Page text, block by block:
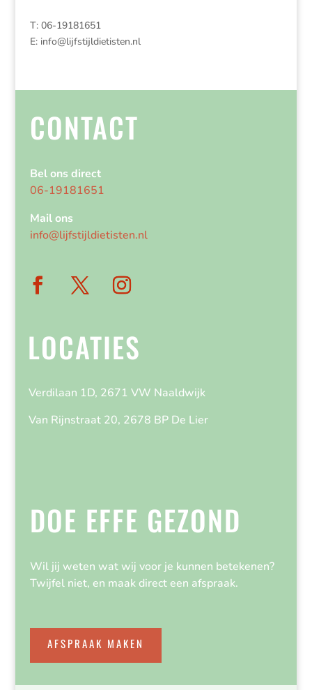
T: 06-19181651
E: info@lijfstijldietisten.nl
CONTACT
Bel ons direct
06-19181651
Mail ons
info@lijfstijldietisten.nl
LOCATIES
Verdilaan 1D, 2671 VW Naaldwijk
Van Rijnstraat 20, 2678 BP De Lier
DOE EFFE GEZOND
Wil jij weten wat wij voor je kunnen betekenen?
Twijfel niet, en maak direct een afspraak.
AFSPRAAK MAKEN